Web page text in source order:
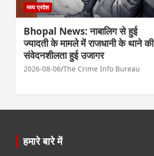
मध्य प्रदेश
Bhopal News: नाबालिग से हुई
ज्यादती के मामले में राजधानी के थाने की
संवेदनशीलता हुई उजागर
2026-08-06 The Crime Info Bureau
हमारे बारे में